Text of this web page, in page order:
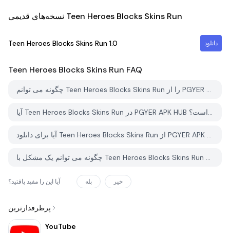
نسخه‌های قدیمی Teen Heroes Blocks Skins Run
Teen Heroes Blocks Skins Run 1.0 دانلود
Teen Heroes Blocks Skins Run FAQ
چگونه می توانم Teen Heroes Blocks Skins Run را از PGYER APK HUB دانلود کنم؟
آیا Teen Heroes Blocks Skins Run در PGYER APK HUB رایگان برای دانلود است؟
آیا برای دانلود Teen Heroes Blocks Skins Run از PGYER APK HUB نیاز به حساب کاربری دارم؟
چگونه می توانم یک مشکل با Teen Heroes Blocks Skins Run در PGYER APK HUB گزارش دهم؟
آیا این را مفید یافتید؟ بله خیر
پرطرفدارترین
YouTube